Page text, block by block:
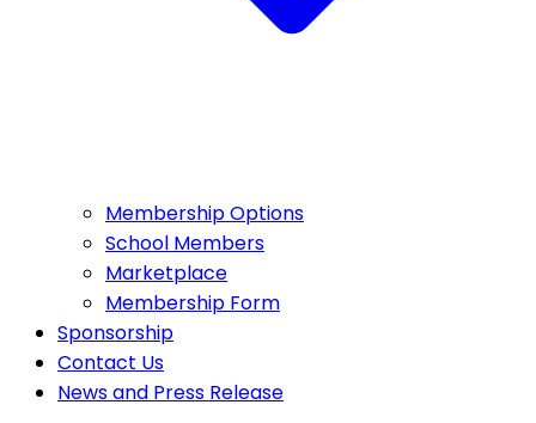
Membership Options
School Members
Marketplace
Membership Form
Sponsorship
Contact Us
News and Press Release